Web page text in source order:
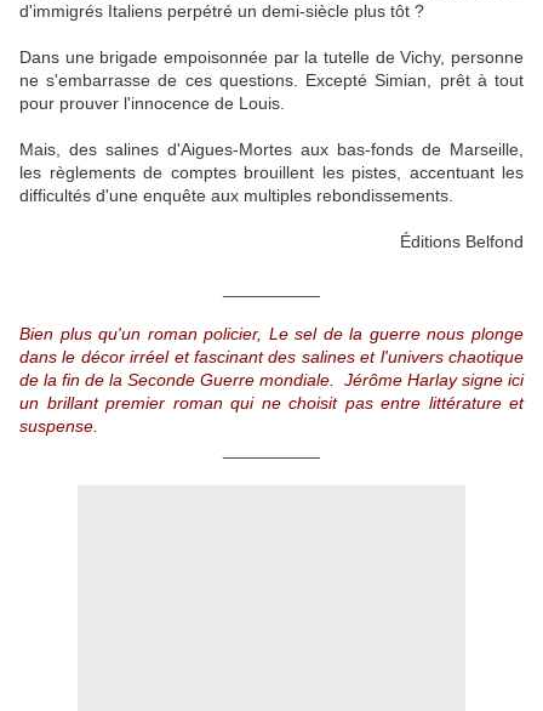
d'immigrés Italiens perpétré un demi-siècle plus tôt ?
Dans une brigade empoisonnée par la tutelle de Vichy, personne
ne s'embarrasse de ces questions. Excepté Simian, prêt à tout
pour prouver l'innocence de Louis.
Mais, des salines d'Aigues-Mortes aux bas-fonds de Marseille,
les règlements de comptes brouillent les pistes, accentuant les
difficultés d'une enquête aux multiples rebondissements.
Éditions Belfond
Bien plus qu'un roman policier, Le sel de la guerre nous plonge
dans le décor irréel et fascinant des salines et l'univers chaotique
de la fin de la Seconde Guerre mondiale. Jérôme Harlay signe ici
un brillant premier roman qui ne choisit pas entre littérature et
suspense.